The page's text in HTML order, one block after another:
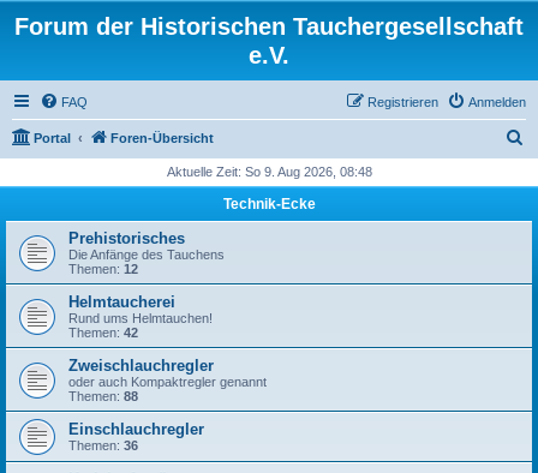
Forum der Historischen Tauchergesellschaft
e.V.
FAQ Anmelden
Registrieren
Portal Foren-Übersicht
h
Aktuelle Zeit: So 9. Aug 2026, 08:48
Technik-Ecke
Prehistorisches
Die Anfänge des Tauchens
Themen: 12
Helmtaucherei
Rund ums Helmtauchen!
Themen: 42
Zweischlauchregler
oder auch Kompaktregler genannt
Themen: 88
Einschlauchregler
Themen: 36